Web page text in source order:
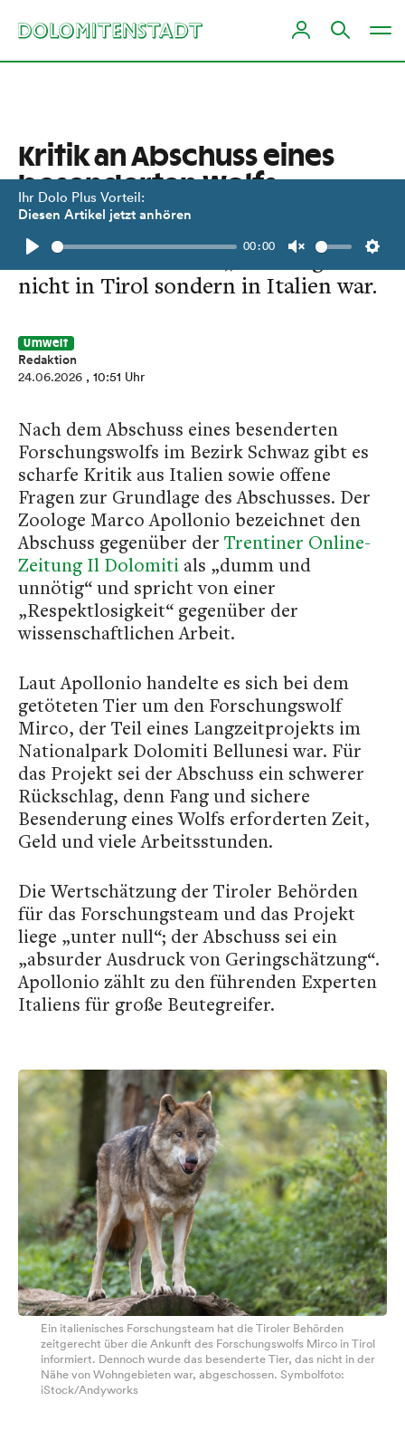
Ihr Dolo Plus Vorteil:
Diesen Artikel jetzt anhören
Play
00:00
Unmute
Kritik an Abschuss eines
besenderten Wolfs
Italienische Forscher beweisen, dass
das Tier zur Zeit der „Sichtung“
nicht in Tirol sondern in Italien war.
Umwelt
Redaktion
24.06.2026 , 10:51 Uhr
Nach dem Abschuss eines besenderten
Forschungswolfs im Bezirk Schwaz gibt es
scharfe Kritik aus Italien sowie offene
Fragen zur Grundlage des Abschusses. Der
Zoologe Marco Apollonio bezeichnet den
Abschuss gegenüber der Trentiner Online-
Zeitung Il Dolomiti als „dumm und
unnötig“ und spricht von einer
„Respektlosigkeit“ gegenüber der
wissenschaftlichen Arbeit.
Laut Apollonio handelte es sich bei dem
getöteten Tier um den Forschungswolf
Mirco, der Teil eines Langzeitprojekts im
Nationalpark Dolomiti Bellunesi war. Für
das Projekt sei der Abschuss ein schwerer
Rückschlag, denn Fang und sichere
Besenderung eines Wolfs erforderten Zeit,
Geld und viele Arbeitsstunden.
Die Wertschätzung der Tiroler Behörden
für das Forschungsteam und das Projekt
liege „unter null“; der Abschuss sei ein
„absurder Ausdruck von Geringschätzung“.
Apollonio zählt zu den führenden Experten
Italiens für große Beutegreifer.
Ein italienisches Forschungsteam hat die Tiroler Behörden
zeitgerecht über die Ankunft des Forschungswolfs Mirco in Tirol
informiert. Dennoch wurde das besenderte Tier, das nicht in der
Nähe von Wohngebieten war, abgeschossen. Symbolfoto:
iStock/Andyworks